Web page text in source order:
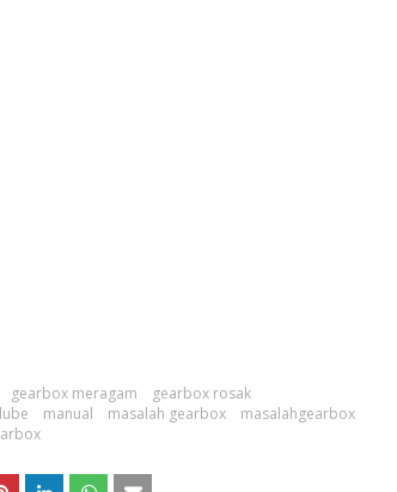
gearbox meragam
gearbox rosak
lube manual masalah gearbox
masalahgearbox